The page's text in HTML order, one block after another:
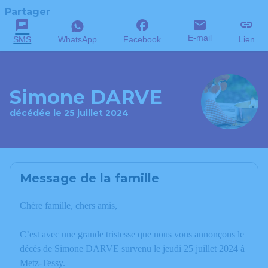
Partager
SMS WhatsApp Facebook E-mail Lien
Simone DARVE
décédée le 25 juillet 2024
Message de la famille
Chère famille, chers amis,
C’est avec une grande tristesse que nous vous annonçons le
décès de Simone DARVE survenu le jeudi 25 juillet 2024 à
Metz-Tessy.